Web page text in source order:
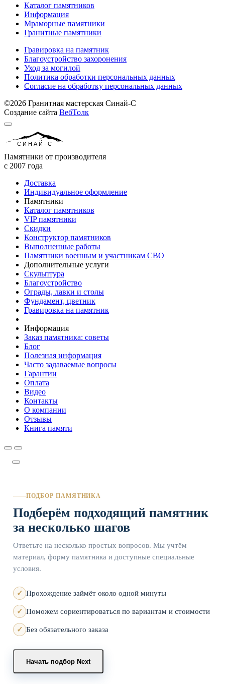
Каталог памятников
Информация
Мраморные памятники
Гранитные памятники
Гравировка на памятник
Благоустройство захоронения
Уход за могилой
Политика обработки персональных данных
Согласие на обработку персональных данных
©2026 Гранитная мастерская Синай-С
Создание сайта ВебТолк
СИНАЙ-С
Памятники от производителя
с 2007 года
Доставка
Индивидуальное оформление
Памятники
Каталог памятников
VIP памятники
Скидки
Конструктор памятников
Выполненные работы
Памятники военным и участникам СВО
Дополнительные услуги
Скульптура
Благоустройство
Ограды, лавки и столы
Фундамент, цветник
Гравировка на памятник
Информация
Заказ памятника: советы
Блог
Полезная информация
Часто задаваемые вопросы
Гарантии
Оплата
Видео
Контакты
О компании
Отзывы
Книга памяти
ПОДБОР ПАМЯТНИКА
Подберём подходящий памятник
за несколько шагов
Ответьте на несколько простых вопросов. Мы учтём
материал, форму памятника и доступные специальные
условия.
Прохождение займёт около одной минуты
Поможем сориентироваться по вариантам и стоимости
Без обязательного заказа
Начать подбор Next